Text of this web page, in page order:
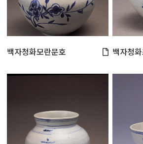
백자청화모란문호 백자청